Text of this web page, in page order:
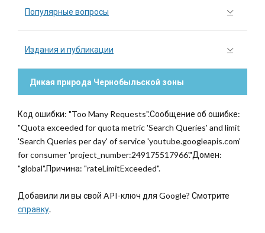
Популярные вопросы
Издания и публикации
Дикая природа Чернобыльской зоны
Код ошибки: "Too Many Requests".Сообщение об ошибке:
"Quota exceeded for quota metric 'Search Queries' and limit
'Search Queries per day' of service 'youtube.googleapis.com'
for consumer 'project_number:249175517966'."Домен:
"global".Причина: "rateLimitExceeded".
Добавили ли вы свой API-ключ для Google? Смотрите
справку.